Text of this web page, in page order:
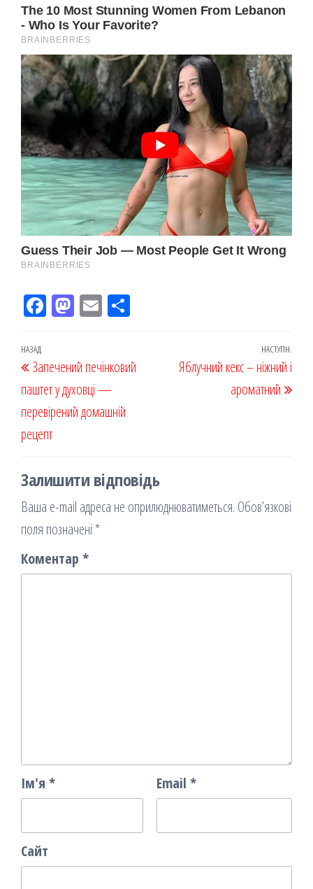
Fac
k
M
on
Em
ис
Навігація
записів
Попередній
запис
НАЗАД
Запечений печінковий
паштет у духовці —
перевірений домашній
рецепт
НАСТУПН.
Яблучний кекс – ніжний і
ароматний
Залишити відповідь
Ваша e-mail адреса не оприлюднюватиметься. Обов’язкові
поля позначені *
Коментар *
Ім'я * Email *
Сайт